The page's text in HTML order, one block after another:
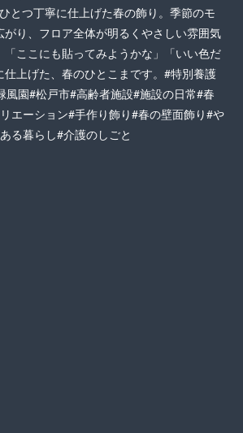
とつ丁寧に仕上げた春の飾り。季節のモ
がり、フロア全体が明るくやさしい雰囲気
「ここにも貼ってみようかな」「いい色だ
仕上げた、春のひとこまです。#特別養護
風園#松戸市#高齢者施設#施設の日常#春
エーション#手作り飾り#春の壁面飾り#や
る暮らし#介護のしごと